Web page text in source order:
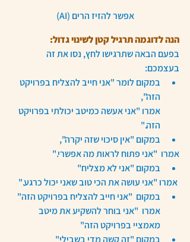
אפשר להזיז הרים (AI)
הנה לדוגמה תרגיל קטן לשינוי גדול:
בפעם הבאה שתרגישו לחץ, נסו את זה
בעצמכם:
במקום לומר "אני חייב להצליח בפרויקט
הזה",
אמרו "אני אעשה כמיטב יכולתי בפרויקט
הזה."
במקום "אין סיכוי שזה יקרה",
אמרו  "אני פתוח לראות מה אפשרי."
במקום "אני לא מצליח"
במקום  "אני חייב להצליח בפרויקט הזה"
אמרו  "אני בוחר להשקיע את מיטב
מאמציי בפרויקט הזה"
במקום "זה קשה מדי בשבילי"